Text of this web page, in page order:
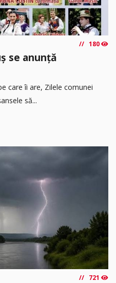
180
se anunță
care îi are, Zilele comunei
să...
721